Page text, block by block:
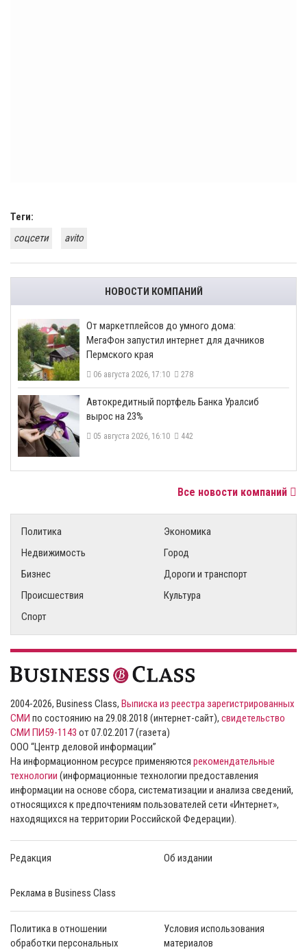
Теги:
соцсети
avito
НОВОСТИ КОМПАНИЙ
От маркетплейсов до умного дома:
МегаФон запустил интернет для дачников
Пермского края
06 августа 2026, 17:10 278
​Автокредитный портфель Банка Уралсиб
вырос на 23%
05 августа 2026, 16:10 442
Все новости компаний
Политика
Экономика
Недвижимость
Город
Бизнес
Дороги и транспорт
Происшествия
Культура
Спорт
2004-2026, Business Class, Выписка из реестра зарегистрированных
СМИ по состоянию на 29.08.2018 (интернет-сайт), свидетельство
СМИ ПИ59-1143 от 07.02.2017 (газета)
ООО “Центр деловой информации”
На информационном ресурсе применяются рекомендательные
технологии (информационные технологии предоставления
информации на основе сбора, систематизации и анализа сведений,
относящихся к предпочтениям пользователей сети «Интернет»,
находящихся на территории Российской Федерации).
Редакция Об издании
Реклама в Business Class
Политика в отношении
обработки персональных
Условия использования
материалов